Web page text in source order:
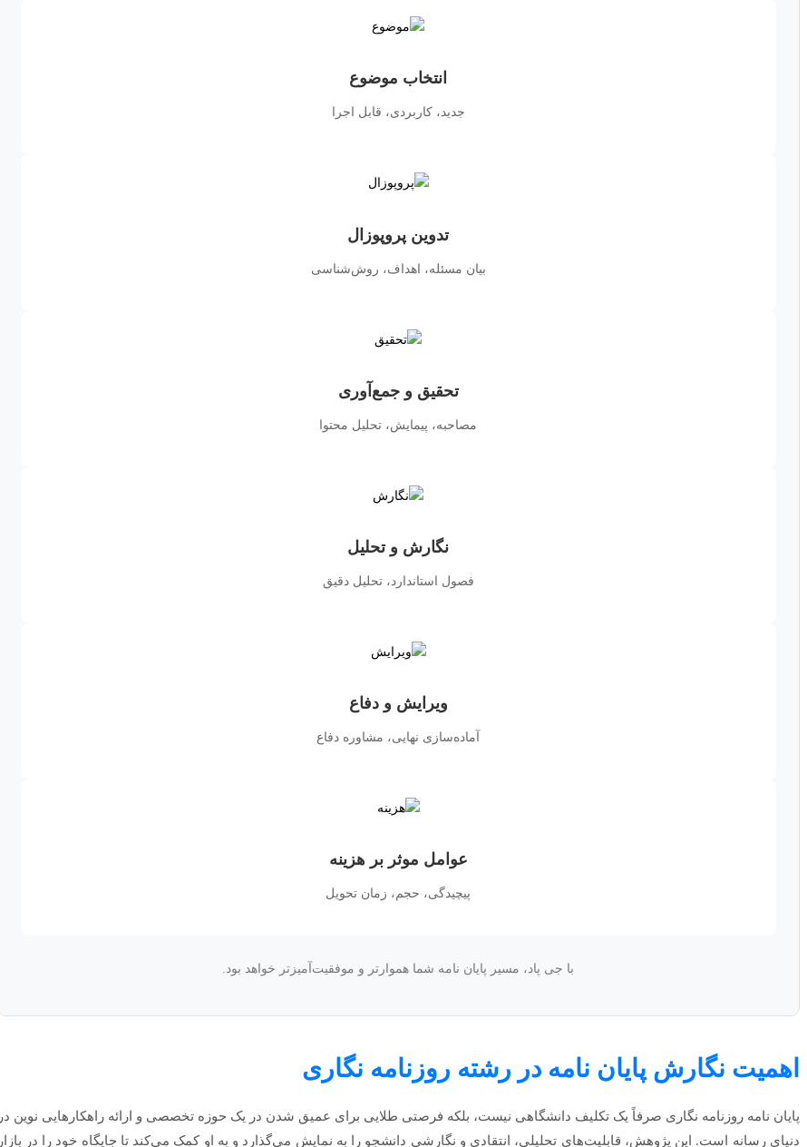
انتخاب موضوع
جدید، کاربردی، قابل اجرا
تدوین پروپوزال
بیان مسئله، اهداف، روش‌شناسی
تحقیق و جمع‌آوری
مصاحبه، پیمایش، تحلیل محتوا
نگارش و تحلیل
فصول استاندارد، تحلیل دقیق
ویرایش و دفاع
آماده‌سازی نهایی، مشاوره دفاع
عوامل موثر بر هزینه
پیچیدگی، حجم، زمان تحویل
با جی پاد، مسیر پایان نامه شما هموارتر و موفقیت‌آمیزتر خواهد بود.
اهمیت نگارش پایان نامه در رشته روزنامه نگاری
پایان نامه روزنامه نگاری صرفاً یک تکلیف دانشگاهی نیست، بلکه فرصتی طلایی برای عمیق شدن در یک حوزه تخصصی و ارائه راهکارهایی نوین در
دنیای رسانه است. این پژوهش، قابلیت‌های تحلیلی، انتقادی و نگارشی دانشجو را به نمایش می‌گذارد و به او کمک می‌کند تا جایگاه خود را در بازار